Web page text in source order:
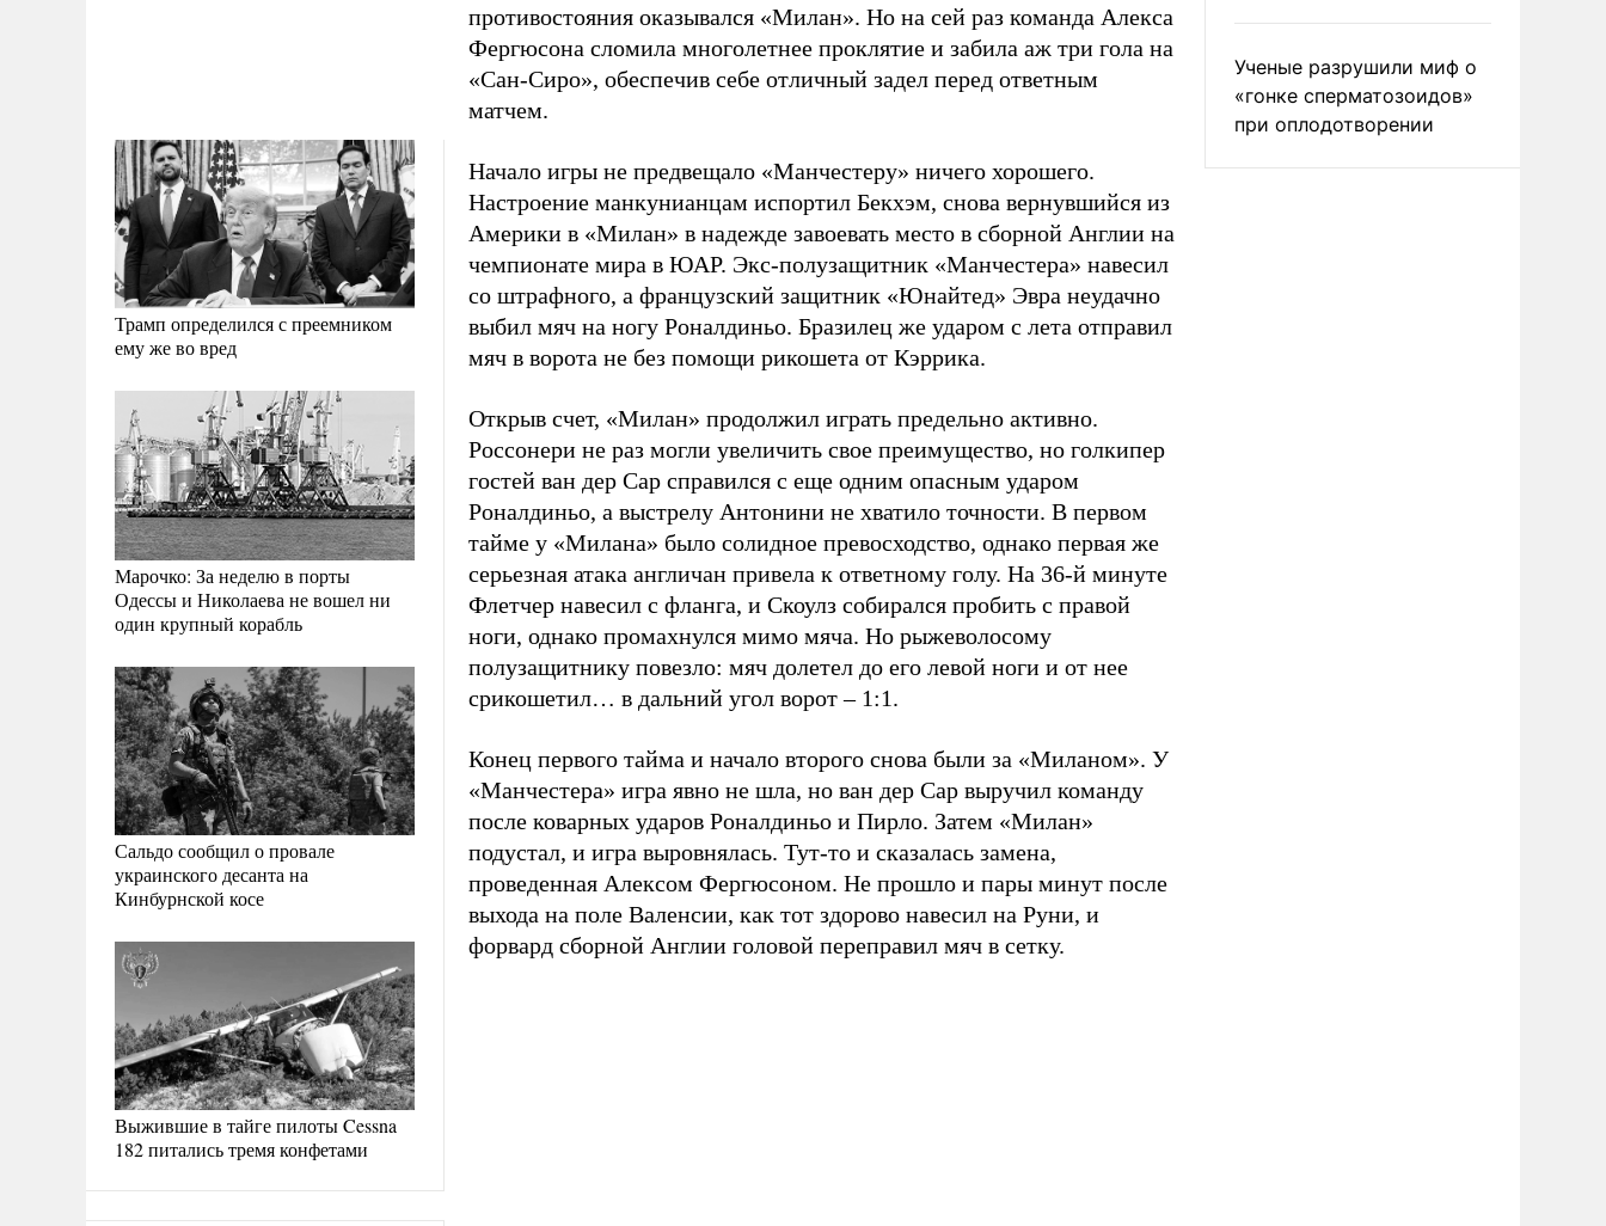
Трамп определился с преемником
ему же во вред
Марочко: За неделю в порты
Одессы и Николаева не вошел ни
один крупный корабль
Сальдо сообщил о провале
украинского десанта на
Кинбурнской косе
Выжившие в тайге пилоты Cessna
182 питались тремя конфетами
противостояния оказывался «Милан». Но на сей раз команда Алекса
Фергюсона сломила многолетнее проклятие и забила аж три гола на
«Сан-Сиро», обеспечив себе отличный задел перед ответным
матчем.
Начало игры не предвещало «Манчестеру» ничего хорошего.
Настроение манкунианцам испортил Бекхэм, снова вернувшийся из
Америки в «Милан» в надежде завоевать место в сборной Англии на
чемпионате мира в ЮАР. Экс-полузащитник «Манчестера» навесил
со штрафного, а французский защитник «Юнайтед» Эвра неудачно
выбил мяч на ногу Роналдиньо. Бразилец же ударом с лета отправил
мяч в ворота не без помощи рикошета от Кэррика.
Открыв счет, «Милан» продолжил играть предельно активно.
Россонери не раз могли увеличить свое преимущество, но голкипер
гостей ван дер Сар справился с еще одним опасным ударом
Роналдиньо, а выстрелу Антонини не хватило точности. В первом
тайме у «Милана» было солидное превосходство, однако первая же
серьезная атака англичан привела к ответному голу. На 36-й минуте
Флетчер навесил с фланга, и Скоулз собирался пробить с правой
ноги, однако промахнулся мимо мяча. Но рыжеволосому
полузащитнику повезло: мяч долетел до его левой ноги и от нее
срикошетил… в дальний угол ворот – 1:1.
Конец первого тайма и начало второго снова были за «Миланом». У
«Манчестера» игра явно не шла, но ван дер Сар выручил команду
после коварных ударов Роналдиньо и Пирло. Затем «Милан»
подустал, и игра выровнялась. Тут-то и сказалась замена,
проведенная Алексом Фергюсоном. Не прошло и пары минут после
выхода на поле Валенсии, как тот здорово навесил на Руни, и
форвард сборной Англии головой переправил мяч в сетку.
Ученые разрушили миф о
«гонке сперматозоидов»
при оплодотворении